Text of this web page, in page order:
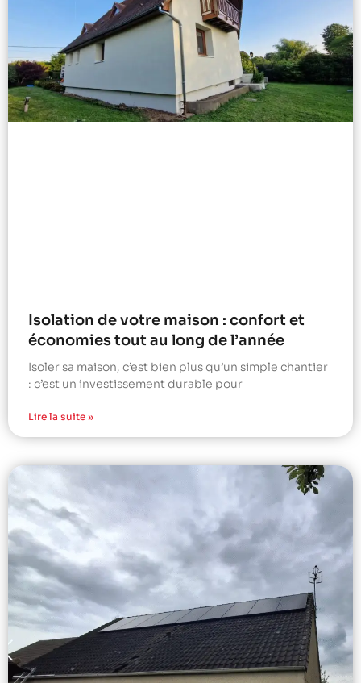
Isolation de votre maison : confort et
économies tout au long de l’année
Isoler sa maison, c’est bien plus qu’un simple chantier
: c’est un investissement durable pour
Lire la suite »